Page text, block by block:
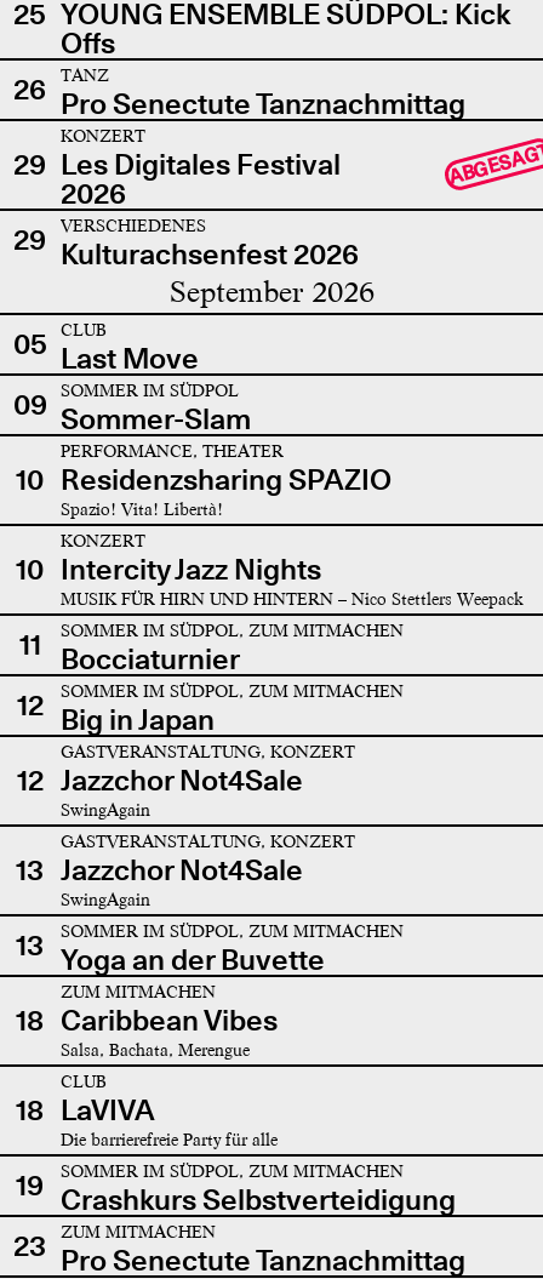
25 YOUNG ENSEMBLE SÜDPOL: Kick
Offs
26
TANZ
Pro Senectute Tanznachmittag
29
KONZERT
Les Digitales Festival
2026
29 VERSCHIEDENES
Kulturachsenfest 2026
September 2026
05 CLUB
Last Move
09
SOMMER IM SÜDPOL
Sommer-Slam
10
PERFORMANCE, THEATER
Residenzsharing SPAZIO
Spazio! Vita! Libertà!
10
KONZERT
Intercity Jazz Nights
MUSIK FÜR HIRN UND HINTERN – Nico Stettlers Weepack
11 SOMMER IM SÜDPOL, ZUM MITMACHEN
Bocciaturnier
12
SOMMER IM SÜDPOL, ZUM MITMACHEN
Big in Japan
12
GASTVERANSTALTUNG, KONZERT
Jazzchor Not4Sale
SwingAgain
13
GASTVERANSTALTUNG, KONZERT
Jazzchor Not4Sale
SwingAgain
13 SOMMER IM SÜDPOL, ZUM MITMACHEN
Yoga an der Buvette
18
ZUM MITMACHEN
Caribbean Vibes
Salsa, Bachata, Merengue
18
CLUB
LaVIVA
Die barrierefreie Party für alle
19 SOMMER IM SÜDPOL, ZUM MITMACHEN
Crashkurs Selbstverteidigung
23
ZUM MITMACHEN
Pro Senectute Tanznachmittag